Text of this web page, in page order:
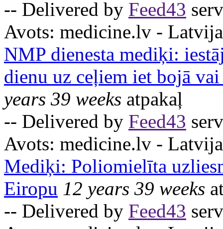
-- Delivered by Feed43
Avots: medicine.lv -
NMP dienesta mediķi:
dienu uz ceļiem iet bojā
years 39 weeks atpakaļ
-- Delivered by Feed43
Avots: medicine.lv -
Mediķi: Poliomielīta
Eiropu 12 years 39 weeks
-- Delivered by Feed43